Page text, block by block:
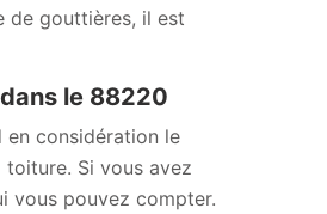
de gouttières, il est
le 88220
considération le
Si vous avez
vous pouvez compter.